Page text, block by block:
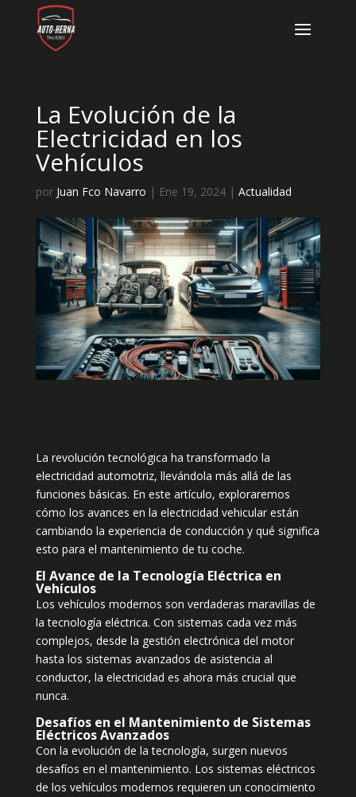
La Evolución de la
Electricidad en los
Vehículos
por Juan Fco Navarro | Ene 19, 2024| Actualidad
La revolución tecnológica ha transformado la
electricidad automotriz, llevándola más allá de las
funciones básicas. En este artículo, exploraremos
cómo los avances en la electricidad vehicular están
cambiando la experiencia de conducción y qué significa
esto para el mantenimiento de tu coche.
El Avance de la Tecnología Eléctrica en
Vehículos
Los vehículos modernos son verdaderas maravillas de
la tecnología eléctrica. Con sistemas cada vez más
complejos, desde la gestión electrónica del motor
hasta los sistemas avanzados de asistencia al
conductor, la electricidad es ahora más crucial que
nunca.
Desafíos en el Mantenimiento de Sistemas
Eléctricos Avanzados
Con la evolución de la tecnología, surgen nuevos
desafíos en el mantenimiento. Los sistemas eléctricos
de los vehículos modernos requieren un conocimiento